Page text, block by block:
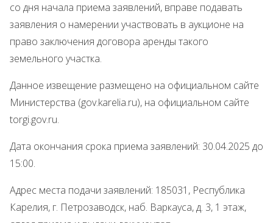
со дня начала приема заявлений, вправе подавать
заявления о намерении участвовать в аукционе на
право заключения договора аренды такого
земельного участка.
Данное извещение размещено на официальном сайте
Министерства (gov.karelia.ru), на официальном сайте
torgi.gov.ru.
Дата окончания срока приема заявлений: 30.04.2025 до
15:00.
Адрес места подачи заявлений: 185031, Республика
Карелия, г. Петрозаводск, наб. Варкауса, д. 3, 1 этаж,